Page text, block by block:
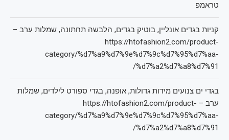
טראמפ
קניות בגדים אונליין, בוטיק בגדים, הלבשה תחתונה, שמלות ערב –
https://htofashion2.com/product-
category/%d7%a9%d7%9e%d7%9c%d7%95%d7%aa-
%d7%a2%d7%a8%d7%91/
בגדי ים צנועים מידות גדולות, אופנה, בגדי ספורט לילדים, שמלות
ערב – https://htofashion2.com/product-
category/%d7%a9%d7%9e%d7%9c%d7%95%d7%aa-
%d7%a2%d7%a8%d7%91/